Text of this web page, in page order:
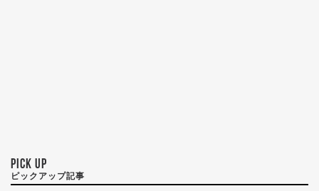
PICK UP
ピックアップ記事